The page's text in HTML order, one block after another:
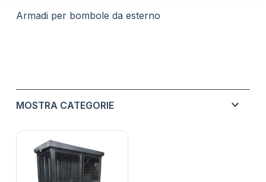
armadi per bombole da esterno
MOSTRA CATEGORIE expand_more
ASSORBENTI INDUSTRIALI E TECNOLOGIE
ANTINQUINAMENTO